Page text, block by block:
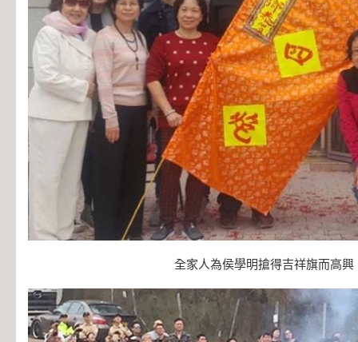
全家人為侯學明搶得吉祥旗而高興